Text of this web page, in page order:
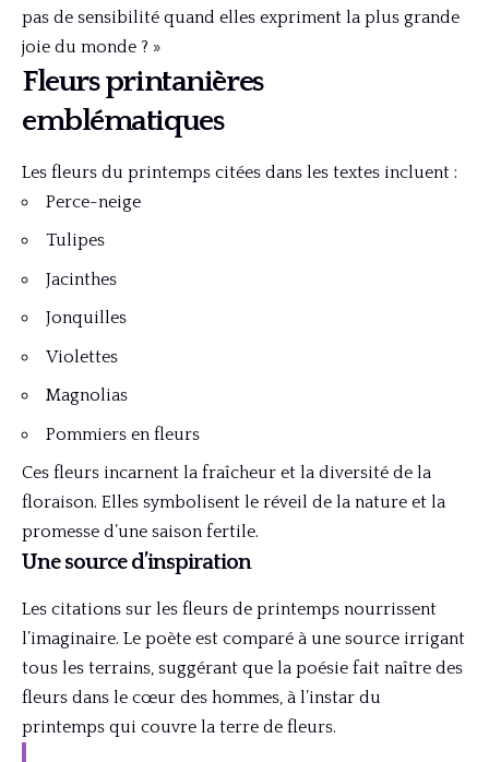
pas de sensibilité quand elles expriment la plus grande
joie du monde ? »
Fleurs printanières
emblématiques
Les fleurs du printemps citées dans les textes incluent :
Perce-neige
Tulipes
Jacinthes
Jonquilles
Violettes
Magnolias
Pommiers en fleurs
Ces fleurs incarnent la fraîcheur et la diversité de la
floraison. Elles symbolisent le réveil de la nature et la
promesse d’une saison fertile.
Une source d’inspiration
Les citations sur les fleurs de printemps nourrissent
l’imaginaire. Le poète est comparé à une source irrigant
tous les terrains, suggérant que la poésie fait naître des
fleurs dans le cœur des hommes, à l’instar du
printemps qui couvre la terre de fleurs.